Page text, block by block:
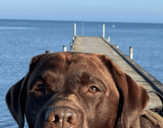
lignocellulose, natriumklorid.
7,0 %, træstof 5,5 %, fugtighed 18,0 %.
fra vegetabilske olier (1b306(i)),